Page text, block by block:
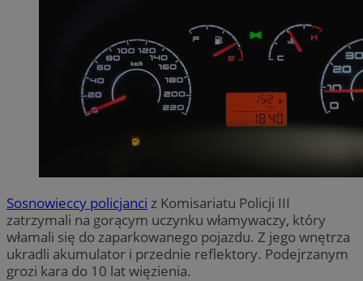
Sosnowieccy policjanci z Komisariatu Policji III
zatrzymali na gorącym uczynku włamywaczy, który
włamali się do zaparkowanego pojazdu. Z jego wnętrza
ukradli akumulator i przednie reflektory. Podejrzanym
grozi kara do 10 lat więzienia.